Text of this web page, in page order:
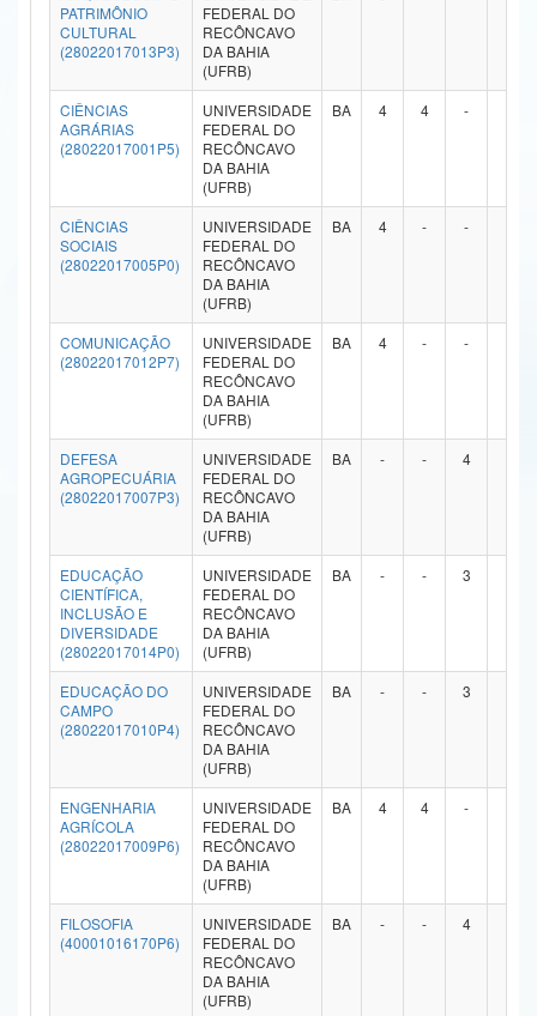
Ministério da Ciência, Tecnologia, Inovações e Comunicações
Ministério do Turismo
Ministério do Desenvolvimento Regional
Controladoria-Geral da União
Ministério da Mulher, da Família e dos Direitos Humanos
Secretaria de Governo
Gabinete de Segurança Institucional
Advocacia-Geral da União
Banco Central do Brasil
Planalto
PATRIMÔNIO
CULTURAL
(28022017013P3)
FEDERAL DO
RECÔNCAVO
DA BAHIA
(UFRB)
CIÊNCIAS
AGRÁRIAS
(28022017001P5)
UNIVERSIDADE
FEDERAL DO
RECÔNCAVO
DA BAHIA
(UFRB)
BA 4 4 -
CIÊNCIAS
SOCIAIS
(28022017005P0)
UNIVERSIDADE
FEDERAL DO
RECÔNCAVO
DA BAHIA
(UFRB)
BA 4 - -
COMUNICAÇÃO
(28022017012P7)
UNIVERSIDADE
FEDERAL DO
RECÔNCAVO
DA BAHIA
(UFRB)
BA 4 - -
DEFESA
AGROPECUÁRIA
(28022017007P3)
UNIVERSIDADE
FEDERAL DO
RECÔNCAVO
DA BAHIA
(UFRB)
BA - - 4
EDUCAÇÃO
CIENTÍFICA,
INCLUSÃO E
DIVERSIDADE
(28022017014P0)
UNIVERSIDADE
FEDERAL DO
RECÔNCAVO
DA BAHIA
(UFRB)
BA - - 3
EDUCAÇÃO DO
CAMPO
(28022017010P4)
UNIVERSIDADE
FEDERAL DO
RECÔNCAVO
DA BAHIA
(UFRB)
BA - - 3
ENGENHARIA
AGRÍCOLA
(28022017009P6)
UNIVERSIDADE
FEDERAL DO
RECÔNCAVO
DA BAHIA
(UFRB)
BA 4 4 -
FILOSOFIA
(40001016170P6)
UNIVERSIDADE
FEDERAL DO
RECÔNCAVO
DA BAHIA
(UFRB)
BA - - 4